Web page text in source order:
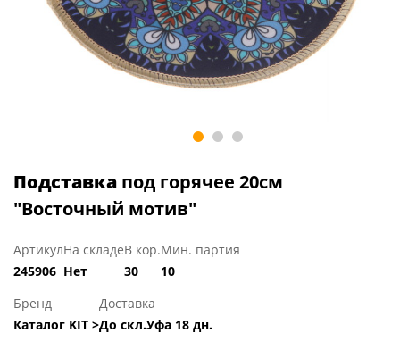
Подставка под горячее 20см
"Восточный мотив"
Артикул
245906
На складе
Нет
В кор.
30
Мин. партия
10
Бренд
Каталог KIT >
Доставка
До скл.Уфа 18 дн.